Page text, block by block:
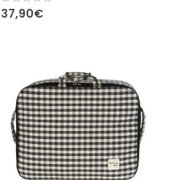
0out of 5
37,90€